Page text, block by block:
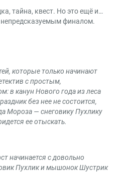
тайна, квест. Но это ещё и…
непредсказуемым финалом.
которые только начинают
с простым,
в канун Нового года из леса
без нее не состоится,
Мороза — снеговику Пухлику
ее отыскать.
начинается с довольно
Пухлик и мышонок Шустрик